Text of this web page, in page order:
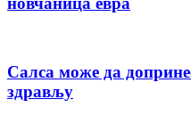
Салса може да
здрављу